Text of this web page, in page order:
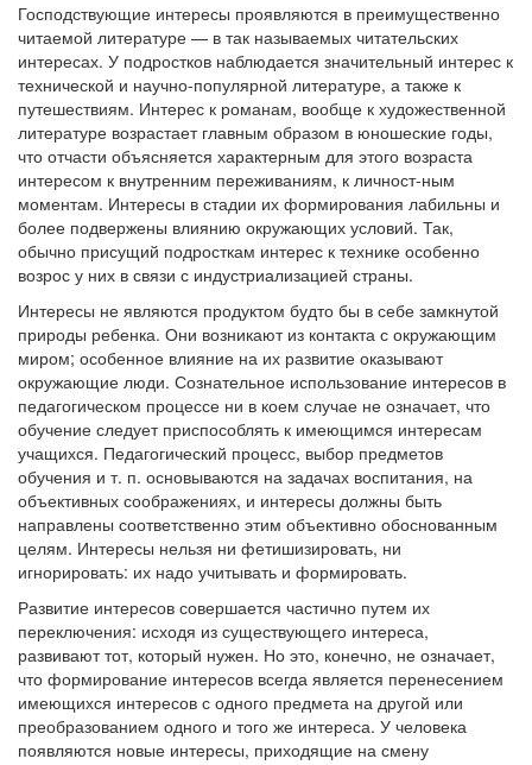
Господствующие интересы проявляются в преимущественно
читаемой литературе — в так называемых читательских
интересах. У подростков наблюдается значительный интерес к
технической и научно-популярной литературе, а также к
путешествиям. Интерес к романам, вообще к художественной
литературе возрастает главным образом в юношеские годы,
что отчасти объясняется характерным для этого возраста
интересом к внутренним переживаниям, к личност-ным
моментам. Интересы в стадии их формирования лабильны и
более подвержены влиянию окружающих условий. Так,
обычно присущий подросткам интерес к технике особенно
возрос у них в связи с индустриализацией страны.
Интересы не являются продуктом будто бы в себе замкнутой
природы ребенка. Они возникают из контакта с окружающим
миром; особенное влияние на их развитие оказывают
окружающие люди. Сознательное использование интересов в
педагогическом процессе ни в коем случае не означает, что
обучение следует приспособлять к имеющимся интересам
учащихся. Педагогический процесс, выбор предметов
обучения и т. п. основываются на задачах воспитания, на
объективных соображениях, и интересы должны быть
направлены соответственно этим объективно обоснованным
целям. Интересы нельзя ни фетишизировать, ни
игнорировать: их надо учитывать и формировать.
Развитие интересов совершается частично путем их
переключения: исходя из существующего интереса,
развивают тот, который нужен. Но это, конечно, не означает,
что формирование интересов всегда является перенесением
имеющихся интересов с одного предмета на другой или
преобразованием одного и того же интереса. У человека
появляются новые интересы, приходящие на смену